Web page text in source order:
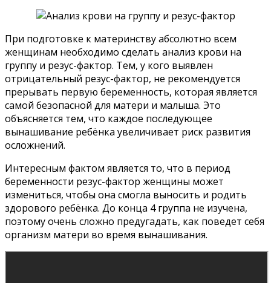
При подготовке к материнству абсолютно всем
женщинам необходимо сделать анализ крови на
группу и резус-фактор. Тем, у кого выявлен
отрицательный резус-фактор, не рекомендуется
прерывать первую беременность, которая является
самой безопасной для матери и малыша. Это
объясняется тем, что каждое последующее
вынашивание ребёнка увеличивает риск развития
осложнений.
Интересным фактом является то, что в период
беременности резус-фактор женщины может
измениться, чтобы она смогла выносить и родить
здорового ребёнка. До конца 4 группа не изучена,
поэтому очень сложно предугадать, как поведет себя
организм матери во время вынашивания.